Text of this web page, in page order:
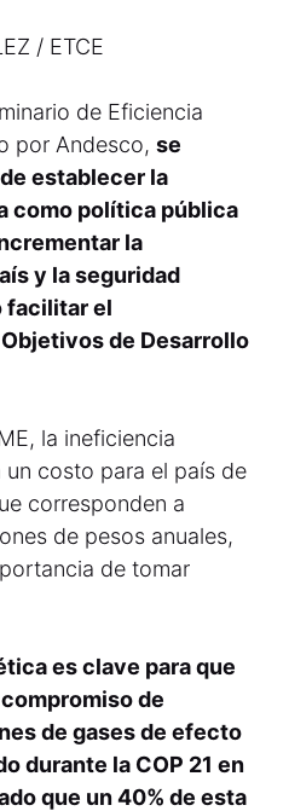
/ ETCE
de Eficiencia
por Andesco, se
establecer la
como política pública
la
y la seguridad
facilitar el
de Desarrollo
la ineficiencia
costo para el país de
corresponden a
de pesos anuales,
de tomar
es clave para que
de
de gases de efecto
durante la COP 21 en
que un 40% de esta